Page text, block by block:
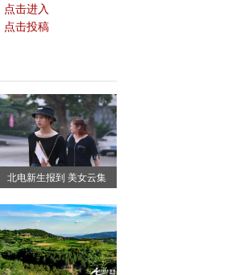
点击进入
点击投稿
北电新生报到 美女云集